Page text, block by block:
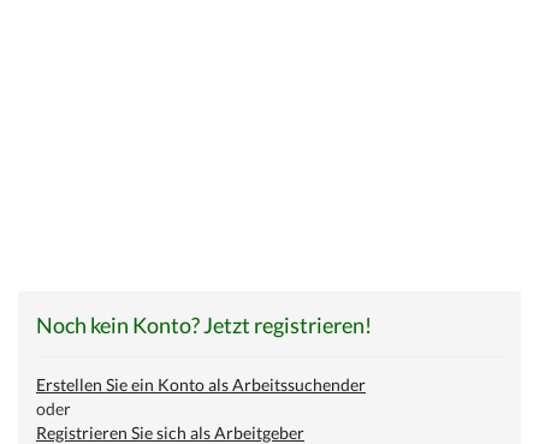
Noch kein Konto? Jetzt registrieren!
Erstellen Sie ein Konto als Arbeitssuchender
oder
Registrieren Sie sich als Arbeitgeber